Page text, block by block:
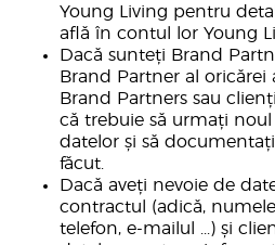
Young Living pentru
află în contul lor Young
Dacă sunteți Brand
Brand Partner al oricărei
Brand Partners sau
că trebuie să urmați
datelor și să
făcut.
Dacă aveți nevoie de
contractul (adică,
telefon, e-mailul ...) și